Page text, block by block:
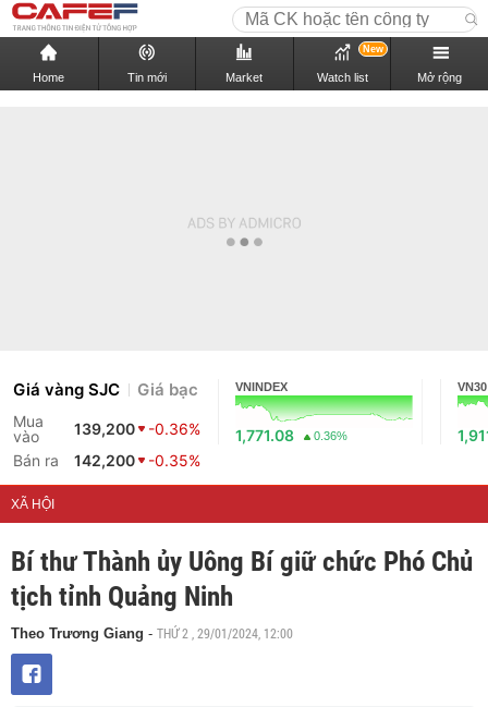
Home Tin mới Market Watch list
New
Mở rộng
Giá vàng SJC Giá bạc
Mua
vào
139,200
-0.36%
Bán ra
142,200 -0.35%
VNINDEX
1,771.08 0.36%
VN30
XÃ HỘI
Bí thư Thành ủy Uông Bí giữ chức Phó Chủ
tịch tỉnh Quảng Ninh
Theo Trương Giang - THỨ 2 , 29/01/2024, 12:00